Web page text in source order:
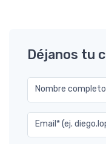
Déjanos tu
Nombre
Email* (ej.